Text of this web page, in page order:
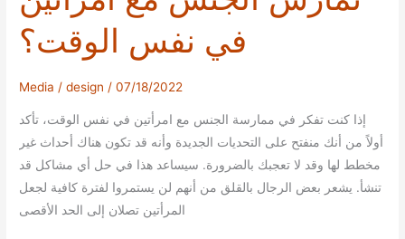
in
Romania
في نفس الوقت؟
Media /design/07/18/2022
إذا كنت تفكر في ممارسة الجنس مع امرأتين في نفس الوقت، تأكد
أولاً من أنك منفتح على التحديات الجديدة وأنه قد تكون هناك أحداث غير
مخطط لها وقد لا تعجبك بالضرورة. سيساعد هذا في حل أي مشاكل قد
تنشأ. يشعر بعض الرجال بالقلق من أنهم لن يستمروا لفترة كافية لجعل
المرأتين تصلان إلى الحد الأقصى